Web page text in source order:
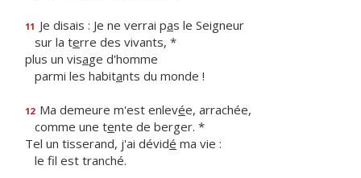
11 Je disais : Je ne verrai pas le Seigneur
sur la terre des vivants, *
plus un visage d'homme
parmi les habitants du monde !
12 Ma demeure m'est enlevée, arrachée,
comme une tente de berger. *
Tel un tisserand, j'ai dévidé ma vie :
le fl est tranché.